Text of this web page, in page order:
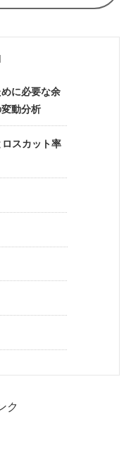
に必要な余
動分析
スカット率
ク